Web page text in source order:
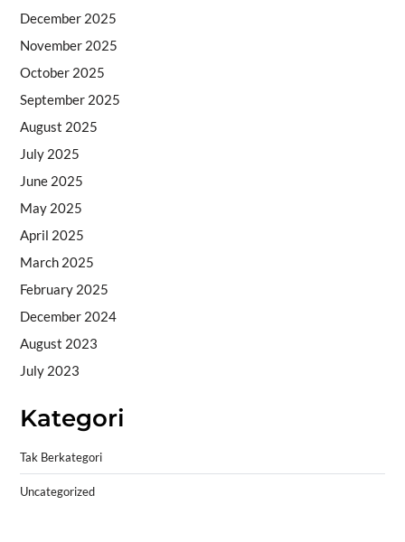
December 2025
November 2025
October 2025
September 2025
August 2025
July 2025
June 2025
May 2025
April 2025
March 2025
February 2025
December 2024
August 2023
July 2023
Kategori
Tak Berkategori
Uncategorized